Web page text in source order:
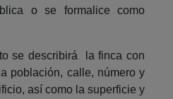
o se formalice como
se describirá la finca con
población, calle, número y
así como la superficie y